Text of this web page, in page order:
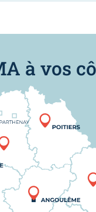
à vos